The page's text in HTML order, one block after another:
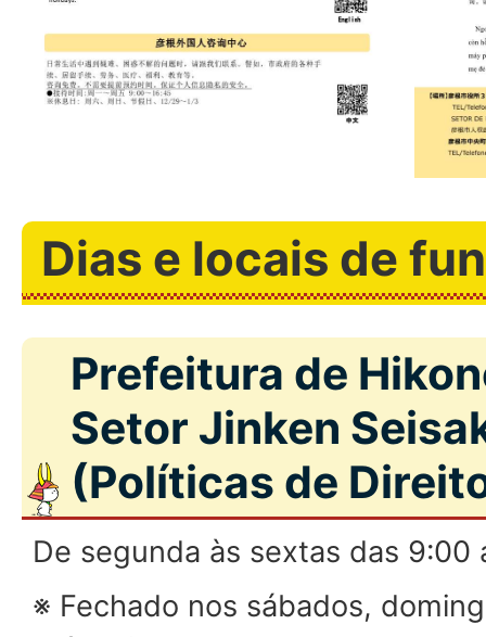
Dias e locais de
Prefeitura de
Setor Jinken
(Políticas de
De segunda às sextas das 9:00
※ Fechado nos sábados,